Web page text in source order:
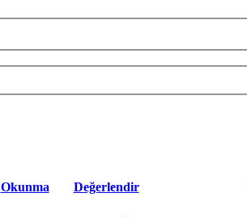
Okunma Değerlendir